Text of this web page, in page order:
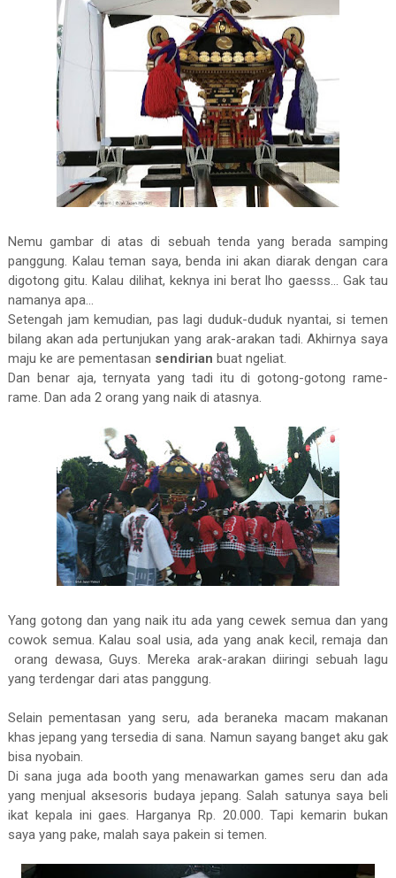
Nemu gambar di atas di sebuah tenda yang berada samping
panggung. Kalau teman saya, benda ini akan diarak dengan cara
digotong gitu. Kalau dilihat, keknya ini berat lho gaesss... Gak tau
namanya apa...
Setengah jam kemudian, pas lagi duduk-duduk nyantai, si temen
bilang akan ada pertunjukan yang arak-arakan tadi. Akhirnya saya
maju ke are pementasan sendirian buat ngeliat.
Dan benar aja, ternyata yang tadi itu di gotong-gotong rame-
rame. Dan ada 2 orang yang naik di atasnya.
Yang gotong dan yang naik itu ada yang cewek semua dan yang
cowok semua. Kalau soal usia, ada yang anak kecil, remaja dan
orang dewasa, Guys. Mereka arak-arakan diiringi sebuah lagu
yang terdengar dari atas panggung.
Selain pementasan yang seru, ada beraneka macam makanan
khas jepang yang tersedia di sana. Namun sayang banget aku gak
bisa nyobain.
Di sana juga ada booth yang menawarkan games seru dan ada
yang menjual aksesoris budaya jepang. Salah satunya saya beli
ikat kepala ini gaes. Harganya Rp. 20.000. Tapi kemarin bukan
saya yang pake, malah saya pakein si temen.